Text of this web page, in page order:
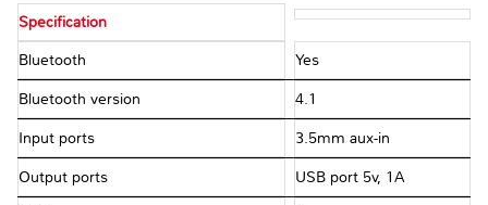
Specification
Bluetooth Yes
Bluetooth version 4.1
Input ports 3.5mm aux-in
Output ports USB port 5v, 1A